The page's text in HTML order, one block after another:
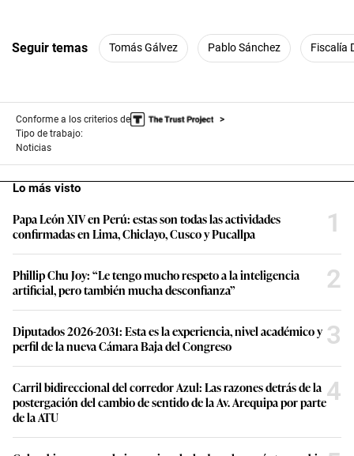
Seguir temas Tomás Gálvez Pablo Sánchez Fiscalía
Conforme a los criterios de
Tipo de trabajo:
Noticias
Lo más visto
Papa León XIV en Perú: estas son todas las actividades
confirmadas en Lima, Chiclayo, Cusco y Pucallpa
1
Phillip Chu Joy: “Le tengo mucho respeto a la inteligencia
artificial, pero también mucha desconfianza”
2
Diputados 2026-2031: Esta es la experiencia, nivel académico y
perfil de la nueva Cámara Baja del Congreso
3
Carril bidireccional del corredor Azul: Las razones detrás de la
postergación del cambio de sentido de la Av. Arequipa por parte
de la ATU
4